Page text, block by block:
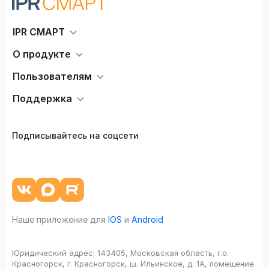
IPR СМАРТ
О продукте
Пользователям
Поддержка
Подписывайтесь на соцсети
Наше приложение для IOS и Android
Юридический адрес: 143405, Московская область, г.о.
Красногорск, г. Красногорск, ш. Ильинское, д. 1А, помещение